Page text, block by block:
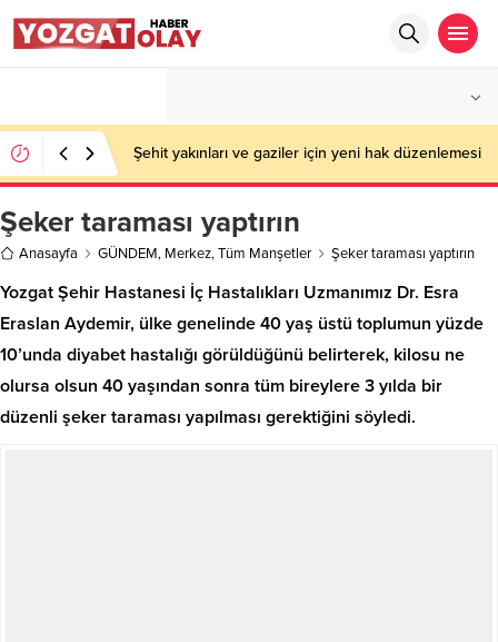
Şehit yakınları ve gaziler için yeni hak düzenlemesi
Şeker taraması yaptırın
Anasayfa GÜNDEM, Merkez,Tüm Manşetler Şeker taraması yaptırın
Yozgat Şehir Hastanesi İç Hastalıkları Uzmanımız Dr. Esra
Eraslan Aydemir, ülke genelinde 40 yaş üstü toplumun yüzde
10’unda diyabet hastalığı görüldüğünü belirterek, kilosu ne
olursa olsun 40 yaşından sonra tüm bireylere 3 yılda bir
düzenli şeker taraması yapılması gerektiğini söyledi.